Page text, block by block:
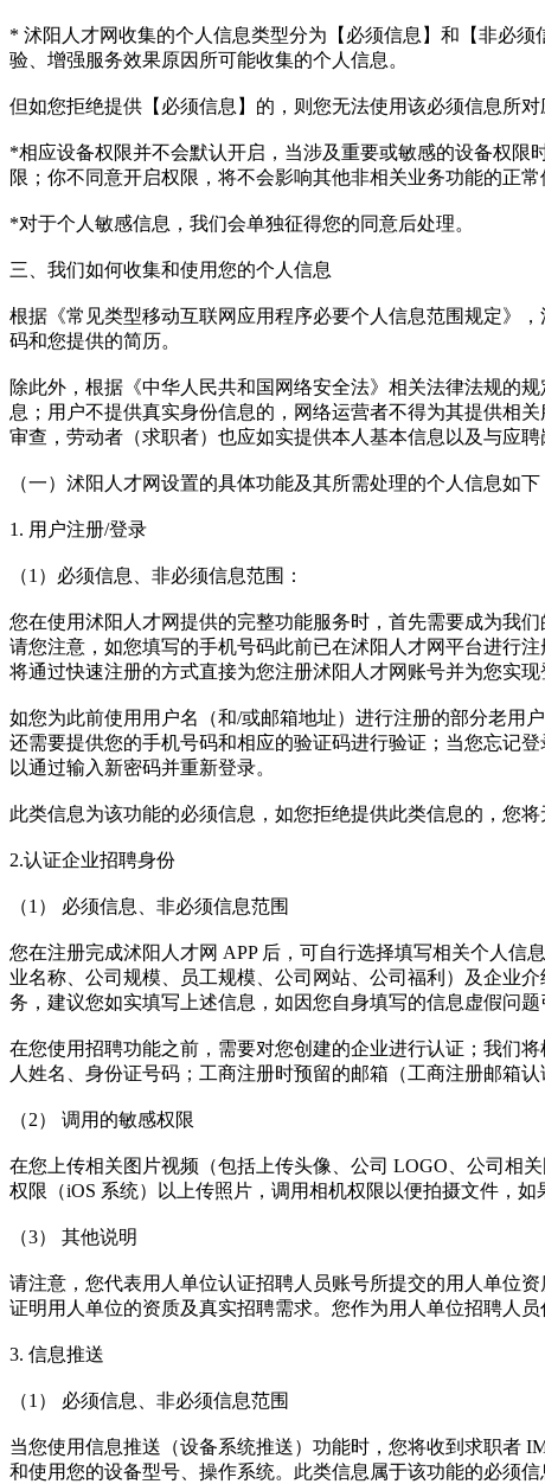
* 沭阳人才网收集的个人信息类型分为【必须信息】和【非必
验、增强服务效果原因所可能收集的个人信息。
但如您拒绝提供【必须信息】的，则您无法使用该必须信息所
*相应设备权限并不会默认开启，当涉及重要或敏感的设备权
限；你不同意开启权限，将不会影响其他非相关业务功能的正常
*对于个人敏感信息，我们会单独征得您的同意后处理。
三、我们如何收集和使用您的个人信息
根据《常见类型移动互联网应用程序必要个人信息范围规定》
码和您提供的简历。
除此外，根据《中华人民共和国网络安全法》相关法律法规的
息；用户不提供真实身份信息的，网络运营者不得为其提供相
审查，劳动者（求职者）也应如实提供本人基本信息以及与应
（一）沭阳人才网设置的具体功能及其所需处理的个人信息如下
1. 用户注册/登录
（1）必须信息、非必须信息范围：
您在使用沭阳人才网提供的完整功能服务时，首先需要成为我
请您注意，如您填写的手机号码此前已在沭阳人才网平台进行
将通过快速注册的方式直接为您注册沭阳人才网账号并为您实现
如您为此前使用用户名（和/或邮箱地址）进行注册的部分老用
还需要提供您的手机号码和相应的验证码进行验证；当您忘记
以通过输入新密码并重新登录。
此类信息为该功能的必须信息，如您拒绝提供此类信息的，您
2.认证企业招聘身份
（1） 必须信息、非必须信息范围
您在注册完成沭阳人才网 APP 后，可自行选择填写相关个人
业名称、公司规模、员工规模、公司网站、公司福利）及企业
务，建议您如实填写上述信息，如因您自身填写的信息虚假问题
在您使用招聘功能之前，需要对您创建的企业进行认证；我们
人姓名、身份证号码；工商注册时预留的邮箱（工商注册邮箱
（2） 调用的敏感权限
在您上传相关图片视频（包括上传头像、公司 LOGO、公司相
权限（iOS 系统）以上传照片，调用相机权限以便拍摄文件，
（3） 其他说明
请注意，您代表用人单位认证招聘人员账号所提交的用人单位
证明用人单位的资质及真实招聘需求。您作为用人单位招聘人
3. 信息推送
（1） 必须信息、非必须信息范围
当您使用信息推送（设备系统推送）功能时，您将收到求职者
和使用您的设备型号、操作系统。此类信息属于该功能的必须